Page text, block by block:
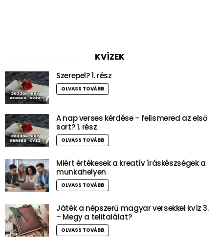
KVÍZEK
Szerepel? 1. rész
OLVASS TOVÁBB
A nap verses kérdése – felismered az első
sort? 1. rész
OLVASS TOVÁBB
Miért értékesek a kreatív íráskészségek a
munkahelyen
OLVASS TOVÁBB
Játék a népszerű magyar versekkel kvíz 3.
– Megy a telitalálat?
OLVASS TOVÁBB